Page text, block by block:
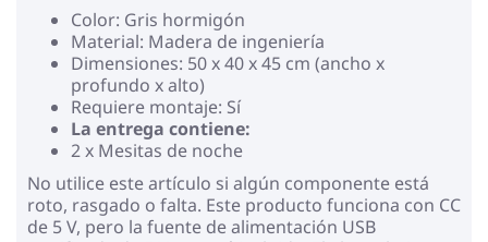
Color: Gris hormigón
Material: Madera de ingeniería
Dimensiones: 50 x 40 x 45 cm (ancho x
profundo x alto)
Requiere montaje: Sí
La entrega contiene:
2 x Mesitas de noche
No utilice este artículo si algún componente está
roto, rasgado o falta. Este producto funciona con CC
de 5 V, pero la fuente de alimentación USB